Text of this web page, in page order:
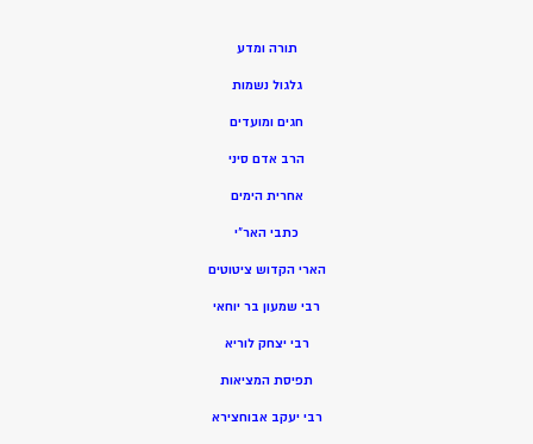
תורה ומדע
גלגול נשמות
חגים ומועדים
הרב אדם סיני
אחרית הימים
כתבי האר”י
הארי הקדוש ציטוטים
רבי שמעון בר יוחאי
רבי יצחק לוריא
תפיסת המציאות
רבי יעקב אבוחצירא